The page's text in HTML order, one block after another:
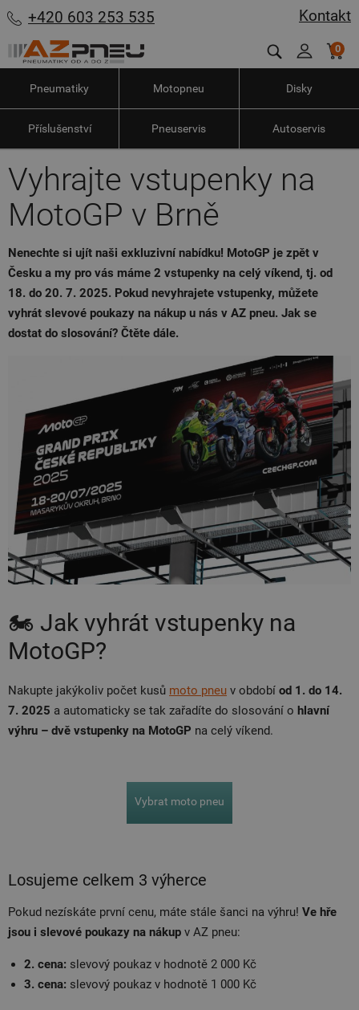
Kontakt
+420 603 253 535
0
Pneumatiky Motopneu Disky
Příslušenství Pneuservis Autoservis
Vyhrajte vstupenky na
MotoGP v Brně
Nenechte si ujít naši exkluzivní nabídku! MotoGP je zpět v
Česku a my pro vás máme 2 vstupenky na celý víkend, tj. od
18. do 20. 7. 2025. Pokud nevyhrajete vstupenky, můžete
vyhrát slevové poukazy na nákup u nás v AZ pneu. Jak se
dostat do slosování? Čtěte dále.
🏍️ Jak vyhrát vstupenky na
MotoGP?
Nakupte jakýkoliv počet kusů moto pneu v období od 1. do 14.
7. 2025 a automaticky se tak zařadíte do slosování o hlavní
výhru – dvě vstupenky na MotoGP na celý víkend.
Vybrat moto pneu
Losujeme celkem 3 výherce
Pokud nezískáte první cenu, máte stále šanci na výhru! Ve hře
jsou i slevové poukazy na nákup v AZ pneu:
2. cena: slevový poukaz v hodnotě 2 000 Kč
3. cena: slevový poukaz v hodnotě 1 000 Kč